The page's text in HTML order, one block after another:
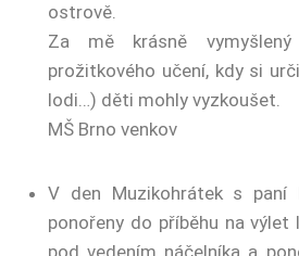
ostrově.
Za mě krásně
prožitkového učení, kdy si
lodi…) děti mohly vyzkoušet.
MŠ Brno venkov
V den Muzikohrátek s
ponořeny do příběhu na